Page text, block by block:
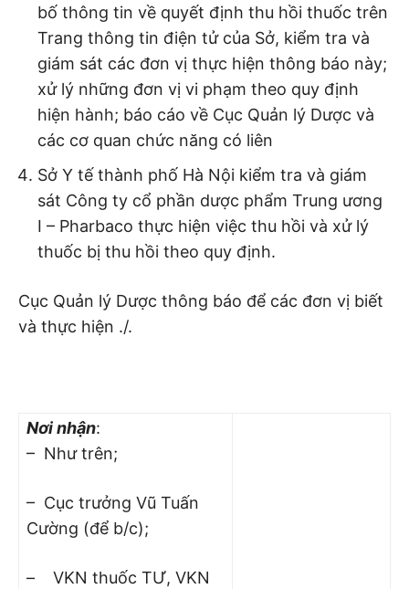
bố thông tin về quyết định thu hồi thuốc trên
Trang thông tin điện tử của Sở, kiểm tra và
giám sát các đơn vị thực hiện thông báo này;
xử lý những đơn vị vi phạm theo quy định
hiện hành; báo cáo về Cục Quản lý Dược và
các cơ quan chức năng có liên
Sở Y tế thành phố Hà Nội kiểm tra và giám
sát Công ty cổ phần dược phẩm Trung ương
I – Pharbaco thực hiện việc thu hồi và xử lý
thuốc bị thu hồi theo quy định.
Cục Quản lý Dược thông báo để các đơn vị biết
và thực hiện ./.
Nơi nhận:
– Như trên;
– Cục trưởng Vũ Tuấn
Cường (để b/c);
– VKN thuốc TƯ, VKN